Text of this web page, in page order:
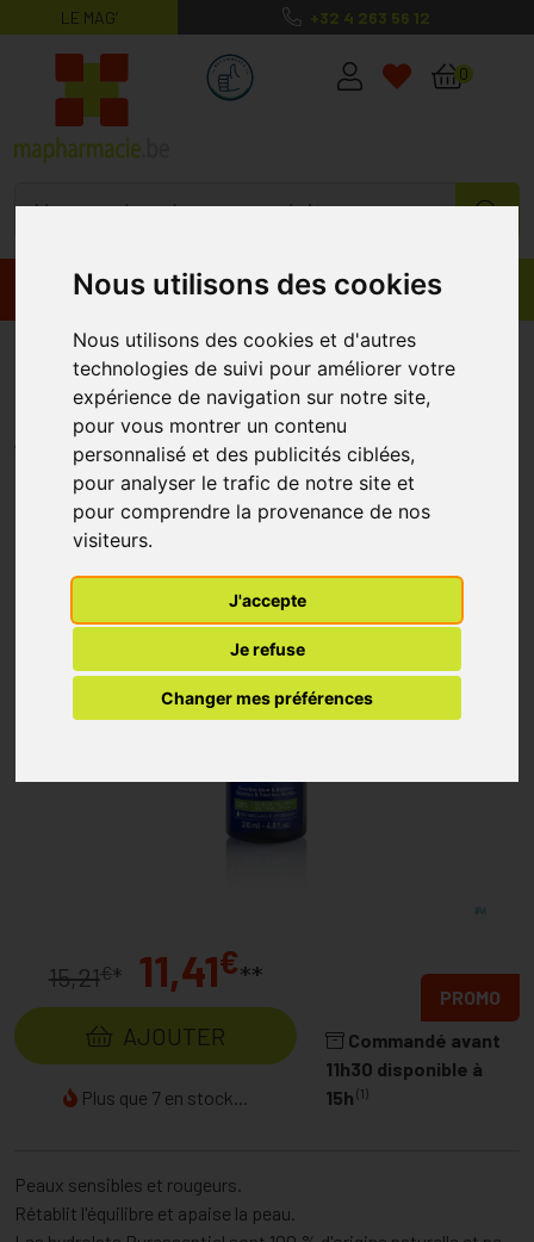
Nous utilisons des cookies
Nous utilisons des cookies et d'autres
technologies de suivi pour améliorer votre
expérience de navigation sur notre site,
pour vous montrer un contenu
personnalisé et des publicités ciblées,
pour analyser le trafic de notre site et
pour comprendre la provenance de nos
visiteurs.
J'accepte
Je refuse
Changer mes préférences
LE MAG’ +32 4 263 56 12
MaPharmacie.be ma santé, mes
0
Promos Produits
Puressentiel hydrolat hamamelis
bio 200ml
PURESSENTIEL
%
15,21€* 11,41€**
AJOUTER
Plus que 7 en stock...
PROMO
Commandé avant
11h30 disponible à
15h (1)
Peaux sensibles et rougeurs.
Rétablit l'équilibre et apaise la peau.